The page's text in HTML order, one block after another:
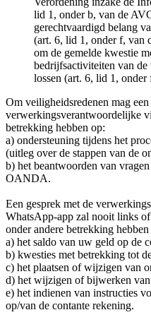
lid 1, onder b, van de
gerechtvaardigd belang
(art. 6, lid 1, onder f, van
om de gemelde kwestie
bedrijfsactiviteiten van
lossen (art. 6, lid 1,
Om veiligheidsredenen mag
verwerkingsverantwoordelijke
betrekking hebben op:
a) ondersteuning tijdens het
(uitleg over de stappen van de
b) het beantwoorden van
OANDA.
Een gesprek met de
WhatsApp-app zal nooit links
onder andere betrekking hebben
a) het saldo van uw geld op de
b) kwesties met betrekking tot
c) het plaatsen of wijzigen van
d) het wijzigen of bijwerken van
e) het indienen van instructies
op/van de contante rekening.